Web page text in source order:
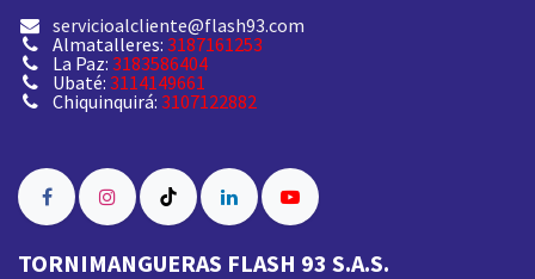
servicioalcliente@flash93.com
Almatalleres: 3187161253
La Paz: 3183586404
Ubaté: 3114149661
Chiquinquirá: 3107122882
TORNIMANGUERAS FLASH 93 S.A.S.